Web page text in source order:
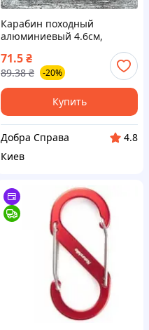
Карабин походный
алюминиевый 4.6см,
кемпинга, рюкзака,
ключей, туризма
71.5₴
89.38 ₴ -20%
Купить
Добра Справа
4.8
Киев